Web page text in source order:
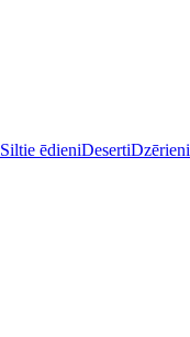
Siltie ēdieniDesertiDzērieni